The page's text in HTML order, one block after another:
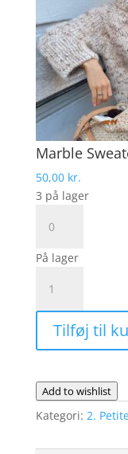
Marble
50,00 kr.
3 på lager
Sweater
fysisk
opskrift
antal
På lager
Sweater
fra
PetiteKnit
|
Drops
Air
og
Tilføj til
Add to wishlist
Kategori: 2.